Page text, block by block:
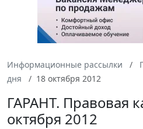
Информационные рассылки
дня
18 октября 2012
ГАРАНТ. Правовая
октября 2012